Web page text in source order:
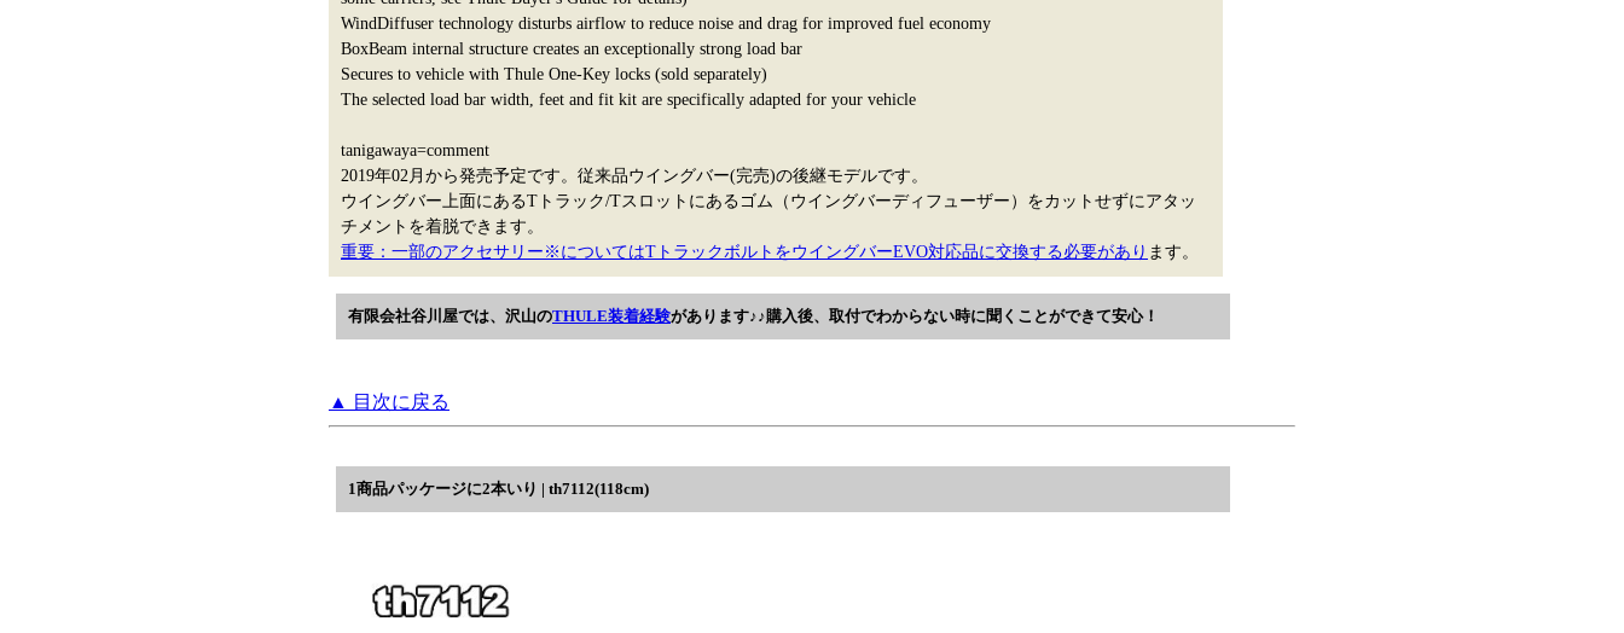
WindDiffuser technology disturbs airflow to reduce noise and drag for improved fuel economy
BoxBeam internal structure creates an exceptionally strong load bar
Secures to vehicle with Thule One-Key locks (sold separately)
The selected load bar width, feet and fit kit are specifically adapted for your vehicle
tanigawaya=comment
2019年02月から発売予定です。従来品ウイングバー(完売)の後継モデルです。
ウイングバー上面にあるTトラック/Tスロットにあるゴム（ウイングバーディフューザー）をカットせずにアタッ
チメントを着脱できます。
重要：一部のアクセサリー※についてはTトラックボルトをウイングバーEVO対応品に交換する必要があり ます。
有限会社谷川屋では、沢山のTHULE装着経験があります♪♪購入後、取付でわからない時に聞くことができて安心！
▲ 目次に戻る
1商品パッケージに2本いり | th7112(118cm)